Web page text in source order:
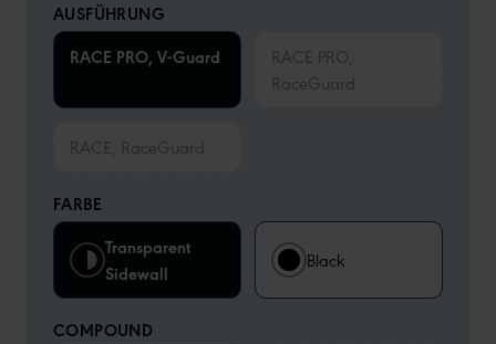
AUSFÜHRUNG
RACE PRO, V-Guard
RACE PRO,
RaceGuard
RACE, RaceGuard
FARBE
Transparent
Sidewall
Black
COMPOUND